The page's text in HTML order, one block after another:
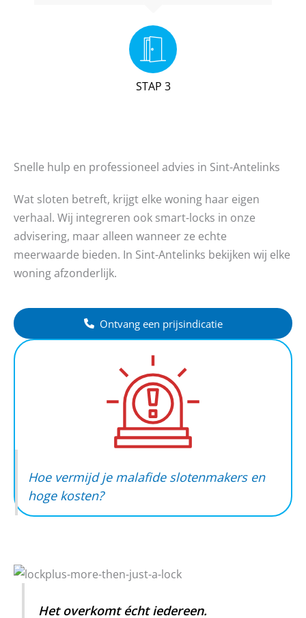
STAP 3
Snelle hulp en professioneel advies in Sint-Antelinks
Wat sloten betreft, krijgt elke woning haar eigen
verhaal. Wij integreren ook smart-locks in onze
advisering, maar alleen wanneer ze echte
meerwaarde bieden. In Sint-Antelinks bekijken wij elke
woning afzonderlijk.
Ontvang een prijsindicatie
Hoe vermijd je malafide slotenmakers en
hoge kosten?
Het overkomt écht iedereen.